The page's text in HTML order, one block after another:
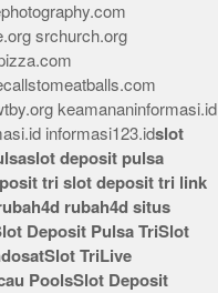
srchurch.org
keamananinformasi.id
informasi123.idslot
slot deposit pulsa
tri slot deposit tri link
rubah4d situs
Deposit Pulsa TriSlot
Slot TriLive
PoolsSlot Deposit